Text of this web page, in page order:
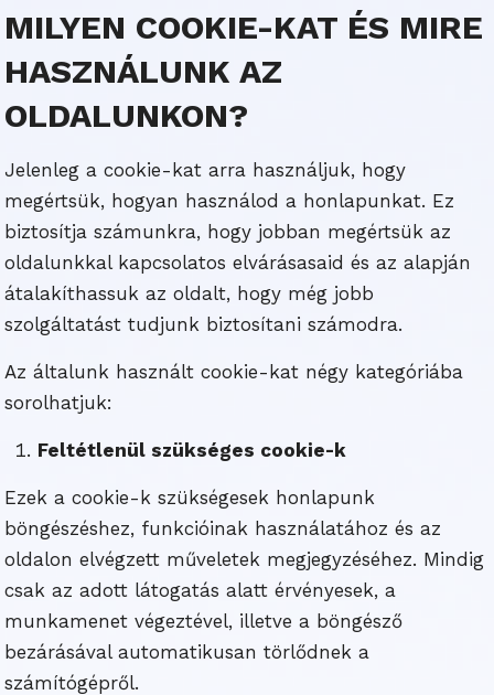
MILYEN COOKIE-KAT ÉS MIRE
HASZNÁLUNK AZ
OLDALUNKON?
Jelenleg a cookie-kat arra használjuk, hogy
megértsük, hogyan használod a honlapunkat. Ez
biztosítja számunkra, hogy jobban megértsük az
oldalunkkal kapcsolatos elvárásasaid és az alapján
átalakíthassuk az oldalt, hogy még jobb
szolgáltatást tudjunk biztosítani számodra.
Az általunk használt cookie-kat négy kategóriába
sorolhatjuk:
Feltétlenül szükséges cookie-k
Ezek a cookie-k szükségesek honlapunk
böngészéshez, funkcióinak használatához és az
oldalon elvégzett műveletek megjegyzéséhez. Mindig
csak az adott látogatás alatt érvényesek, a
munkamenet végeztével, illetve a böngésző
bezárásával automatikusan törlődnek a
számítógépről.